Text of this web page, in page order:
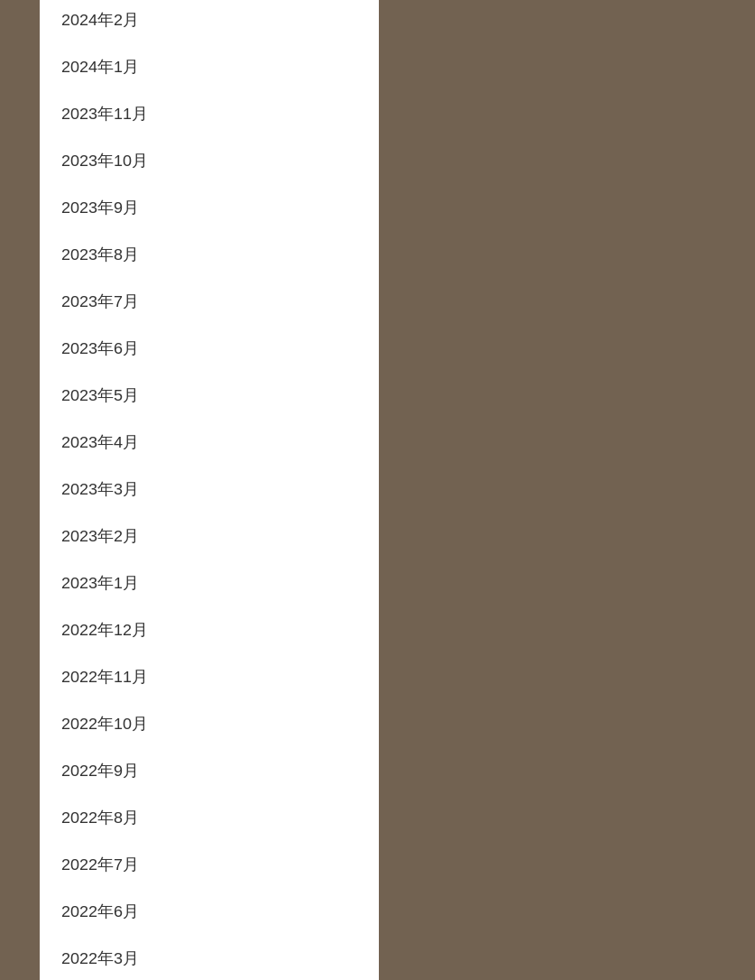
2024年2月
2024年1月
2023年11月
2023年10月
2023年9月
2023年8月
2023年7月
2023年6月
2023年5月
2023年4月
2023年3月
2023年2月
2023年1月
2022年12月
2022年11月
2022年10月
2022年9月
2022年8月
2022年7月
2022年6月
2022年3月